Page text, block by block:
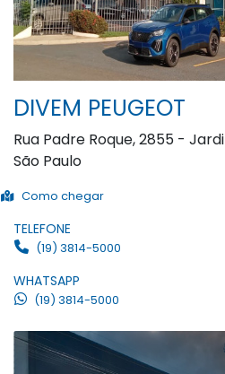
DIVEM PEUGEOT
Rua Padre Roque, 2855 -
São Paulo
Como chegar
TELEFONE
(19) 3814-5000
WHATSAPP
(19) 3814-5000